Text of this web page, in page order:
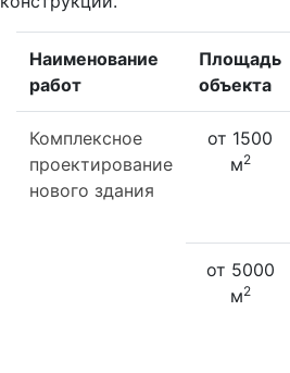
Наименование
работ
Площадь
объекта
Комплексное
проектирование
нового здания
от 1500
м2
от 5000
м2